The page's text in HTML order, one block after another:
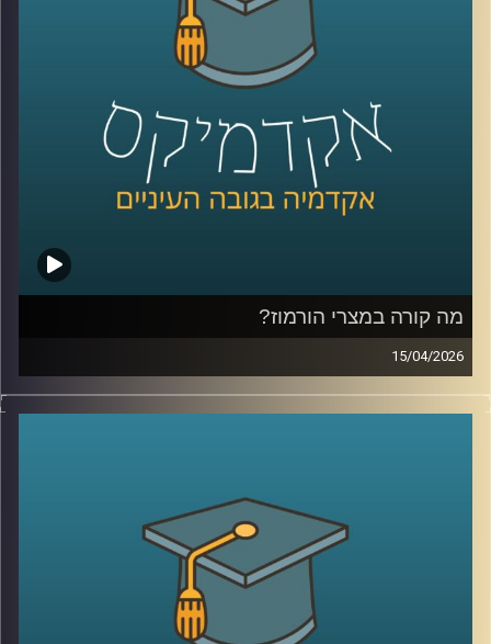
ישראל, שלרבים הייתה פעם אופציה רחוקה, מורכבת, לפעמים
אפילו לא על הרדאר האקדמי, הופכת ליעד אמיתי.
לא רק מסיבות אידיאולוגיות, אלא גם כהחלטה פרקטית: איפה
ללמוד, איפה לחיות, ואיפה להרגיש בבית.
אז האם אנחנו רואים כאן תגובה רגעית למציאות מתוחה או
שינוי עמוק בזהות של דור שלם?
היום נדבר עם יונתן דייויס, סגן נשיא לקשרי חוץ וראש בית
הספר הבינלאומי ע״ש רפאל רקנאטי באוניברסיטת רייכמן,
מהשירות כחייל בודד בצנחנים, דרך שליחויות ברחבי העולם,
בברית המועצות לשעבר, בקייפטאון, בוסטון ורומא ועד
לעבודה יומיומית עם אלפי סטודנטים בינלאומיים, הוא רואה
מקרוב איך העולם משתנה, ואיך צעירים יהודים מקבלים
החלטות שמעצבות את העתיד שלהם.
אז מה באמת קורה היום בקמפוסים?
AudioVersity
מה קורה במצרי הורמוז?
15/04/2026
בשבועות האחרונים אנחנו שומעים אמירות דרמטיות סביב
מצרי הורמוז, דיבורים על מצור, איומים מצד איראן, ואפילו
אבל מה שמעניין הוא שלא צריך מלחמה בפועל כדי להזיז את
העולם, מספיק חשש.
איך מעבר ימי יחסית קטן מצליח להשפיע על מחירי האנרגיה,
על שרשראות אספקה, ובסוף גם על יוקר המחיה של כולנו?